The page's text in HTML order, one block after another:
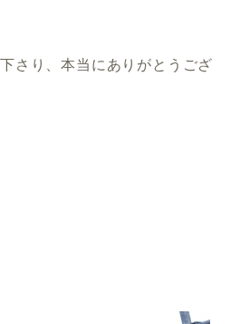
さり、本当にありがとうござ